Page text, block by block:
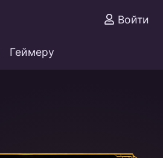
Войти
Геймеру